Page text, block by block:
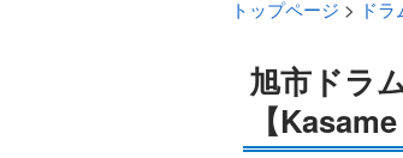
トップページ > ド
旭市ドラ
【